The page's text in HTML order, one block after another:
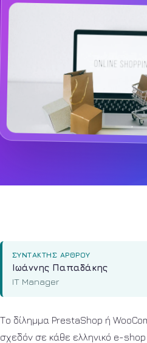
ΣΥΝΤΆΚΤΗΣ ΆΡΘΡΟΥ
Ιωάννης Παπαδάκης
IT Manager
Το δίλημμα PrestaShop ή
σχεδόν σε κάθε ελληνικό e-shop